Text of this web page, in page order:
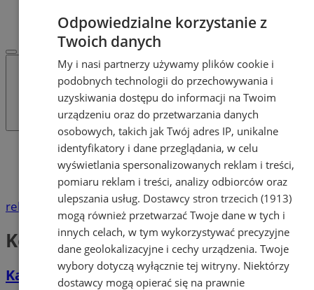
WSPÓŁPRACA
Katalog firm
Dom i Budownictwo
Kominki
reklama
Kominki
Kago Kominki
Odpowiedzialne korzystanie z
Twoich danych
My i nasi partnerzy używamy plików cookie i
podobnych technologii do przechowywania i
uzyskiwania dostępu do informacji na Twoim
urządzeniu oraz do przetwarzania danych
osobowych, takich jak Twój adres IP, unikalne
identyfikatory i dane przeglądania, w celu
wyświetlania spersonalizowanych reklam i treści,
pomiaru reklam i treści, analizy odbiorców oraz
ulepszania usług. Dostawcy stron trzecich (1913)
mogą również przetwarzać Twoje dane w tych i
innych celach, w tym wykorzystywać precyzyjne
dane geolokalizacyjne i cechy urządzenia. Twoje
wybory dotyczą wyłącznie tej witryny. Niektórzy
dostawcy mogą opierać się na prawnie